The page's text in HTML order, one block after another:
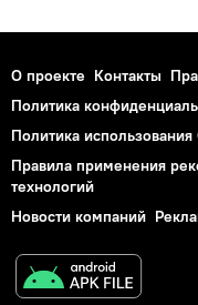
О проекте Контакты
Политика
Политика использования
Правила применения
технологий
Новости компаний